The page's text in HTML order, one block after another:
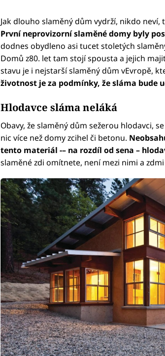
Jak dlouho slaměný dům vydrží, nikdo
První neprovizorní slaměné domy byly
dodnes obydleno asi tucet stoletých
Domů z80. let tam stojí spousta a jejich
stavu je i nejstarší slaměný dům vEvropě,
životnost je za podmínky, že sláma bude
Hlodavce sláma neláká
Obavy, že slaměný dům sežerou hlodavci,
nic více než domy zcihel či betonu.
tento materiál -– na rozdíl od sena –
slaměné zdi omítnete, není mezi nimi a